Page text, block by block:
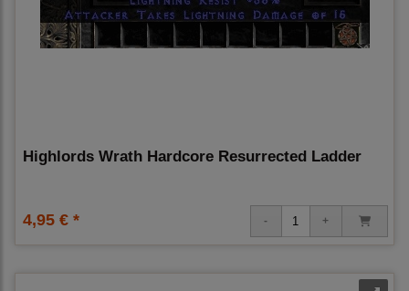
Highlords Wrath Hardcore Resurrected Ladder
4,95 € *